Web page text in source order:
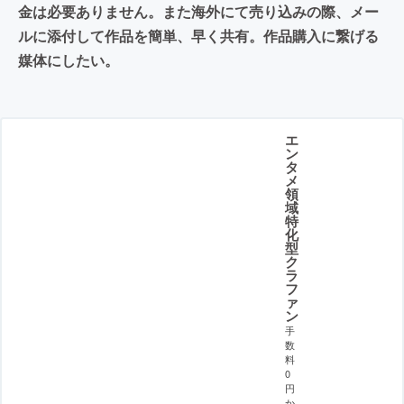
金は必要ありません。また海外にて売り込みの際、メー
ルに添付して作品を簡単、早く共有。作品購入に繋げる
媒体にしたい。
エ
ン
タ
メ
領
域
特
化
型
ク
ラ
フ
ァ
ン
手
数
料
0
円